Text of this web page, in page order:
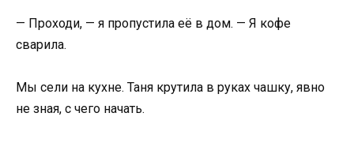
— Проходи, — я пропустила её в дом. — Я кофе
сварила.
Мы сели на кухне. Таня крутила в руках чашку, явно
не зная, с чего начать.